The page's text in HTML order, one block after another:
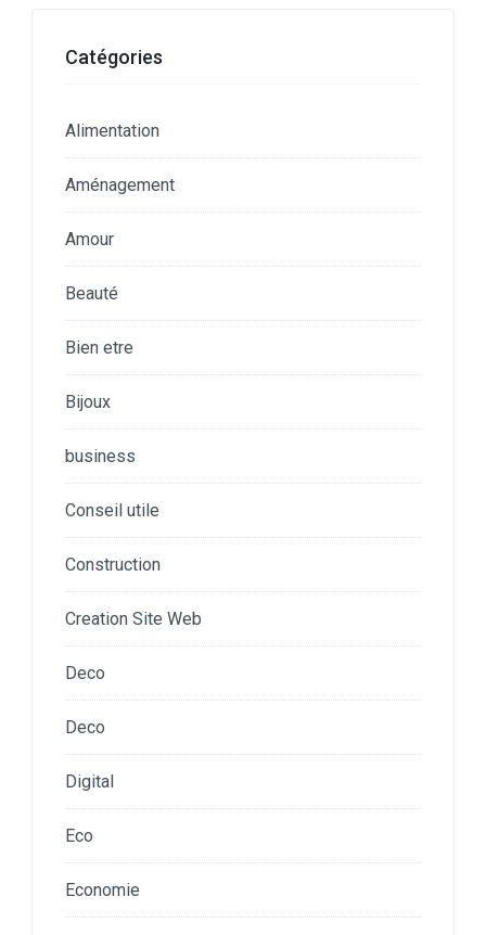
Catégories
Alimentation
Aménagement
Amour
Beauté
Bien etre
Bijoux
business
Conseil utile
Construction
Creation Site Web
Deco
Deco
Digital
Eco
Economie